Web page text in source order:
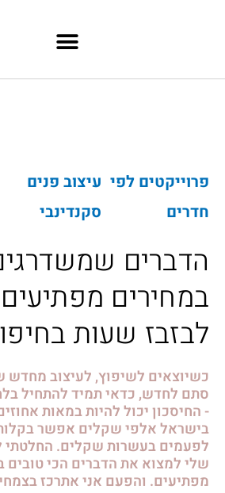
פרוייקטים לפי
חדרים
עיצוב פנים
סקנדינבי
הדברים
במחירים
לבזבז שעות
כשיוצאים לשיפוץ, לעיצוב מחדש
סתם לחדש, כדאי תמיד להתחיל
- החיסכון יכול להיות במאות
בישראל אלפי שקלים אפשר
לפעמים בעשרות שקלים. החלטתי
שלי למצוא את הדברים הכי טובים
מפתיעים. והפעם אני אתרכז